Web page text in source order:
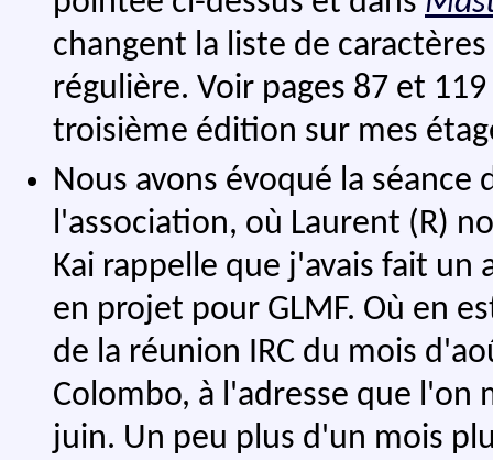
changent la liste de
régulière. Voir pages 87 et
troisième édition sur mes
Nous avons évoqué la
l'association, où Laurent (R)
Kai rappelle que j'avais fait
en projet pour GLMF. Où en
de la réunion IRC du mois
Colombo, à l'adresse que l'on
juin. Un peu plus d'un mois